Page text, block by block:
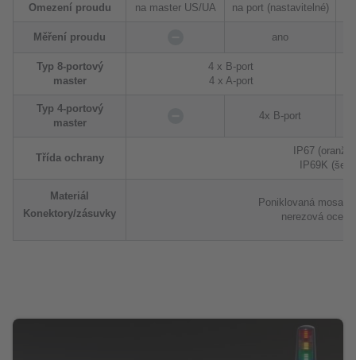
Omezení proudu na master US/UA na port (nastavitelné)
Měření proudu ano
Typ 8-portový
master
4 x B-port
4 x A-port
Typ 4-portový
master
4x B-port
Třída ochrany
IP67
IP69K
Materiál
Konektory/zásuvky
Poniklovaná mosaz
nerezová ocel